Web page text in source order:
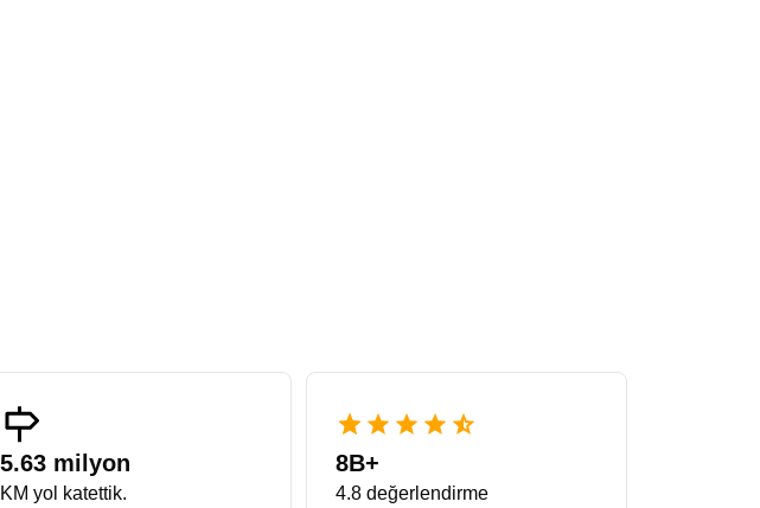
5.63 milyon
KM yol katettik.
8B+
4.8 değerlendirme